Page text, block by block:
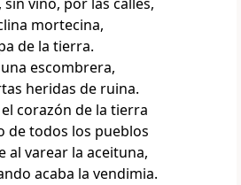
mortecina,
de la tierra.
escombrera,
heridas de ruina.
corazón de la tierra
de todos los pueblos
al varear la aceituna,
acaba la vendimia.